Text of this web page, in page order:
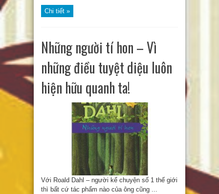
Chi tiết »
Những người tí hon – Vì
những điều tuyệt diệu luôn
hiện hữu quanh ta!
Với Roald Dahl – người kể chuyện số 1 thế giới
thì bất cứ tác phẩm nào của ông cũng ...